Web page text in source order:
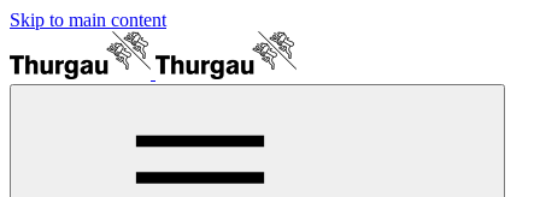
Skip to main content